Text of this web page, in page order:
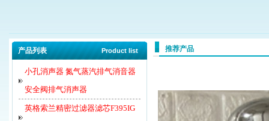
Product list
产品列表
小孔消声器 氮气蒸汽排气消音器
安全阀排气消声器
英格索兰精密过滤器滤芯F395IG
推荐产品